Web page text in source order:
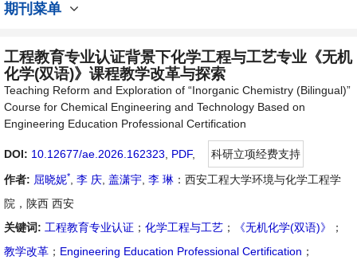
期刊菜单
工程教育专业认证背景下化学工程与工艺专业《无机
化学(双语)》课程教学改革与探索
Teaching Reform and Exploration of “Inorganic Chemistry (Bilingual)”
Course for Chemical Engineering and Technology Based on
Engineering Education Professional Certification
DOI: 10.12677/ae.2026.162323 PDF,
科研立项经费支持
作者: 屈晓妮* 李 庆 盖潇宇 李 琳 ：西安工程大学环境与化学工程学
院，陕西 西安
关键词: 工程教育专业认证 ； 化学工程与工艺 ； 《无机化学(双语)》
；
教学改革 ； Engineering Education Professional Certification ；